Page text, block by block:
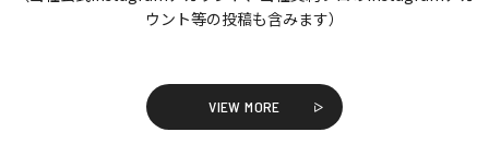
ウント等の投稿も含みます）
VIEW MORE